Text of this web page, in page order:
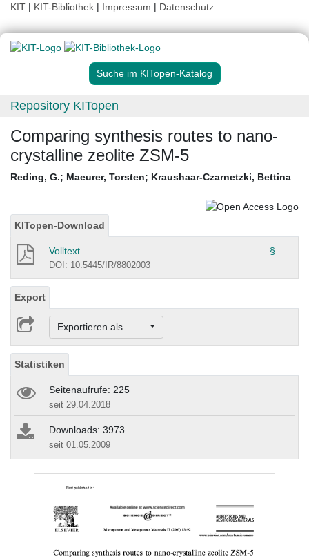
KIT | KIT-Bibliothek | Impressum | Datenschutz
Suche im KITopen-Katalog
Repository KITopen
Comparing synthesis routes to nano-
crystalline zeolite ZSM-5
Reding, G.; Maeurer, Torsten; Kraushaar-Czarnetzki, Bettina
KITopen-Download
Volltext §
DOI: 10.5445/IR/8802003
Export
Exportieren als ...
Statistiken
Seitenaufrufe: 225
seit 29.04.2018
Downloads: 3973
seit 01.05.2009